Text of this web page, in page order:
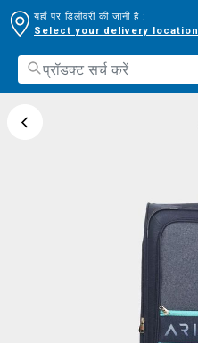
यहाँ पर डिलीवरी की जानी है :
Select your delivery location